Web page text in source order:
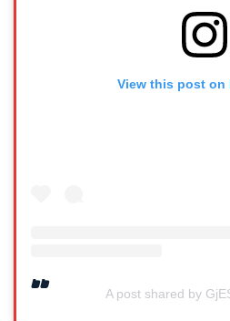
View this post on
A post shared by